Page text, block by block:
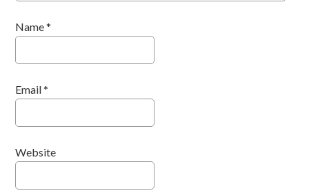
Name*
Email*
Website